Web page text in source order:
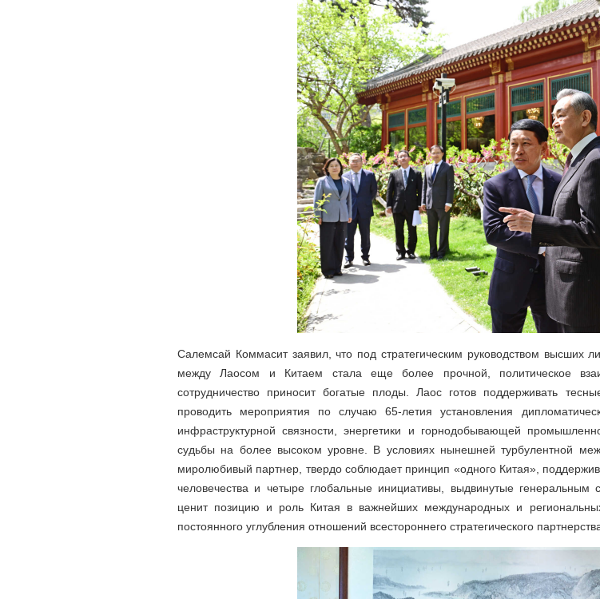
Салемсай Коммасит заявил, что под стратегическим руководством высших
между Лаосом и Китаем стала еще более прочной, политическое
сотрудничество приносит богатые плоды. Лаос готов поддерживать
проводить мероприятия по случаю 65-летия установления
инфраструктурной связности, энергетики и горнодобывающей
судьбы на более высоком уровне. В условиях нынешней турбулентной
миролюбивый партнер, твердо соблюдает принцип «одного Китая»,
человечества и четыре глобальные инициативы, выдвинутые
ценит позицию и роль Китая в важнейших международных и
постоянного углубления отношений всестороннего стратегического